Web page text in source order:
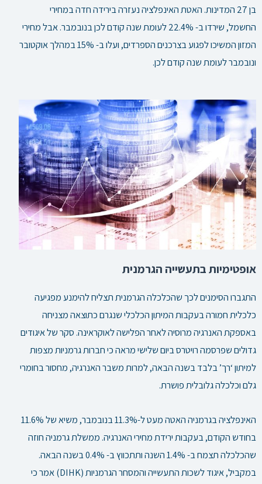
בן 27 המדינות. האטת האינפלציה נעזרה בירידה חדה במחירי
החשמל, שירדו ב- 22.4% לעומת שנה קודם לכן בנובמבר. אבל מחירי
המזון המשיכו לפגוע בצרכנים הספרדים, ועלו ב- 15% במהלך אוקטובר
ונובמבר לעומת שנה קודם לכן.
אופטימיות בתעשייה הגרמנית
התגברו הסימנים לכך שהכלכלה הגרמנית תצליח להימנע מפגיעה
כלכלית חמורה בעקבות המיתון הכלכלי שנגרם כתוצאה מצניחה
באספקת האנרגיה מרוסיה לאחר הפלישה לאוקראינה. סקר של איגודים
גדולים שפרסמה רויטרס ביום שלישי מראה כי חברות גרמניות מצפות
למיתון ‘רך’ בלבד בשנה הבאה, למרות משבר האנרגיה, מחסור בחומרי
גלם וכלכלה גלובלית פושרת.
האינפלציה בגרמניה האטה מעט ל-11.3% בנובמבר, משיא של 11.6%
בחודש הקודם, בעקבות ירידת מחירי האנרגיה. ממשלת גרמניה חוזה
שהכלכלה תצמח ב- 1.4% השנה ותתכווץ ב- 0.4% בשנה הבאה.
במקביל, איגוד לשכות התעשייה והמסחר הגרמניות (DIHK) אמר כי